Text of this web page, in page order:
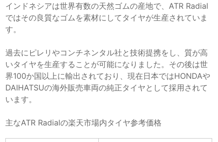
インドネシアは世界有数の天然ゴムの産地で、ATR Radial
ではその良質なゴムを素材にしてタイヤが生産されていま
す。
過去にピレリやコンチネンタル社と技術提携をし、質が高
いタイヤを生産することが可能になりました。その後は世
界100か国以上に輸出されており、現在日本ではHONDAや
DAIHATSUの海外販売車両の純正タイヤとして採用されて
います。
主なATR Radialの楽天市場内タイヤ参考価格